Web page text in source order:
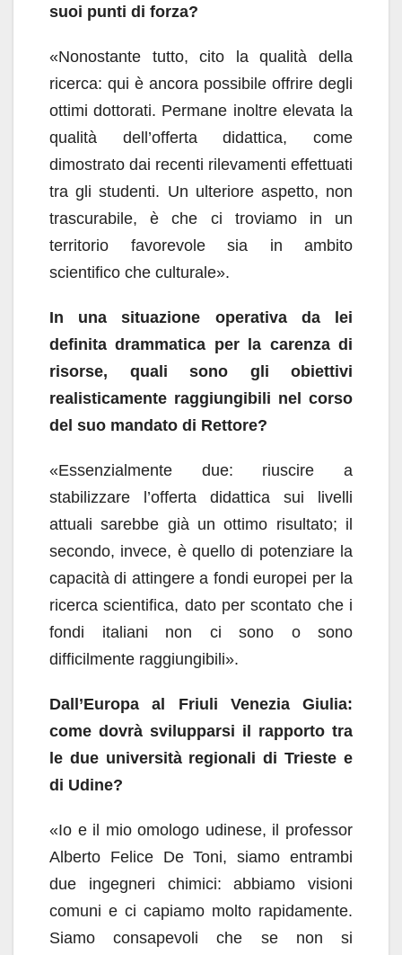
suoi punti di forza?
«Nonostante tutto, cito la qualità della
ricerca: qui è ancora possibile offrire degli
ottimi dottorati. Permane inoltre elevata la
qualità dell’offerta didattica, come
dimostrato dai recenti rilevamenti effettuati
tra gli studenti. Un ulteriore aspetto, non
trascurabile, è che ci troviamo in un
territorio favorevole sia in ambito
scientifico che culturale».
In una situazione operativa da lei
definita drammatica per la carenza di
risorse, quali sono gli obiettivi
realisticamente raggiungibili nel corso
del suo mandato di Rettore?
«Essenzialmente due: riuscire a
stabilizzare l’offerta didattica sui livelli
attuali sarebbe già un ottimo risultato; il
secondo, invece, è quello di potenziare la
capacità di attingere a fondi europei per la
ricerca scientifica, dato per scontato che i
fondi italiani non ci sono o sono
difficilmente raggiungibili».
Dall’Europa al Friuli Venezia Giulia:
come dovrà svilupparsi il rapporto tra
le due università regionali di Trieste e
di Udine?
«Io e il mio omologo udinese, il professor
Alberto Felice De Toni, siamo entrambi
due ingegneri chimici: abbiamo visioni
comuni e ci capiamo molto rapidamente.
Siamo consapevoli che se non si